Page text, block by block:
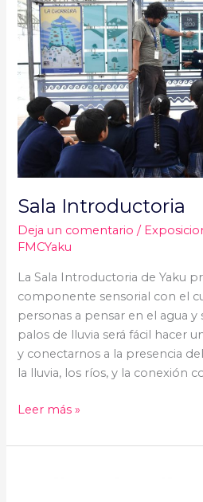
Sala Introductoria
Deja un comentario /
FMCYaku
La Sala Introductoria de Yaku
componente sensorial con el
personas a pensar en el agua
palos de lluvia será fácil hacer
y conectarnos a la presencia
la lluvia, los ríos, y la conexión
Leer más »